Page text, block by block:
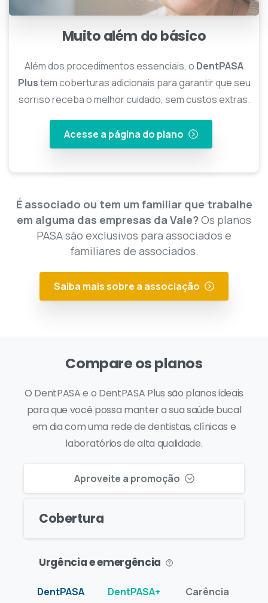
Muito além do básico
Além dos procedimentos essenciais, o DentPASA
Plustem coberturas adicionais para garantir que seu
sorriso receba o melhor cuidado, sem custos extras.
Acesse a página do plano
É associado ou tem um familiar que trabalhe
em alguma das empresas da Vale?Os planos
PASA são exclusivos para associados e
familiares de associados.
Saiba mais sobre a associação
Compare os planos
O DentPASA e o DentPASA Plus são planos ideais
para que você possa manter a sua saúde bucal
em dia com uma rede de dentistas, clínicas e
laboratórios de alta qualidade.
Aproveite a promoção
Cobertura
Urgência e emergência